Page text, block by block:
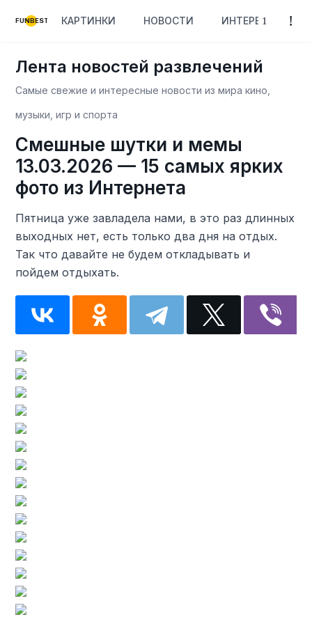
FUNBEST КАРТИНКИ НОВОСТИ ИНТЕРЕСНОЕ
Лента новостей развлечений
Самые свежие и интересные новости из мира кино,
музыки, игр и спорта
Смешные шутки и мемы
13.03.2026 — 15 самых ярких
фото из Интернета
Пятница уже завладела нами, в это раз длинных
выходных нет, есть только два дня на отдых.
Так что давайте не будем откладывать и
пойдем отдыхать.